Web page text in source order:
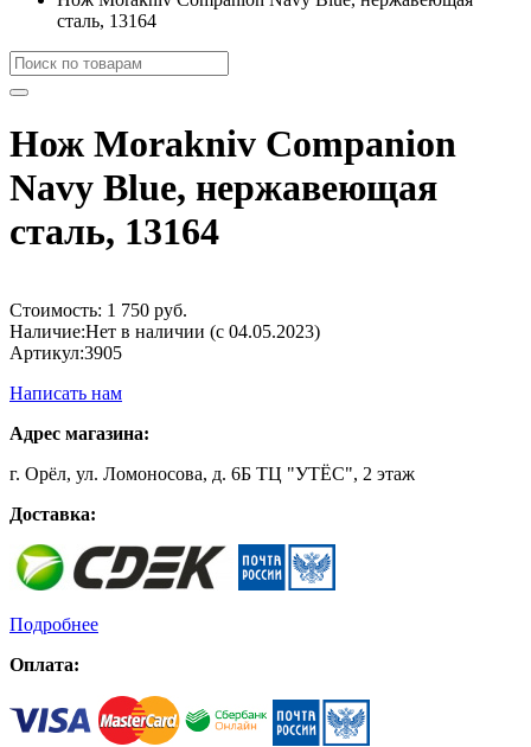
сталь, 13164
Нож Morakniv Companion
Navy Blue, нержавеющая
сталь, 13164
Стоимость: 1 750 руб.
Наличие:Нет в наличии (с 04.05.2023)
Артикул:3905
Написать нам
Адрес магазина:
г. Орёл, ул. Ломоносова, д. 6Б ТЦ "УТЁС", 2 этаж
Доставка:
Подробнее
Оплата: